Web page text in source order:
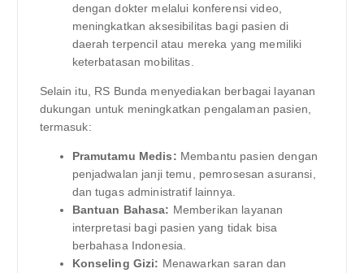
dengan dokter melalui konferensi video,
meningkatkan aksesibilitas bagi pasien di
daerah terpencil atau mereka yang memiliki
keterbatasan mobilitas.
Selain itu, RS Bunda menyediakan berbagai layanan
dukungan untuk meningkatkan pengalaman pasien,
termasuk:
Pramutamu Medis: Membantu pasien dengan
penjadwalan janji temu, pemrosesan asuransi,
dan tugas administratif lainnya.
Bantuan Bahasa: Memberikan layanan
interpretasi bagi pasien yang tidak bisa
berbahasa Indonesia.
Konseling Gizi: Menawarkan saran dan